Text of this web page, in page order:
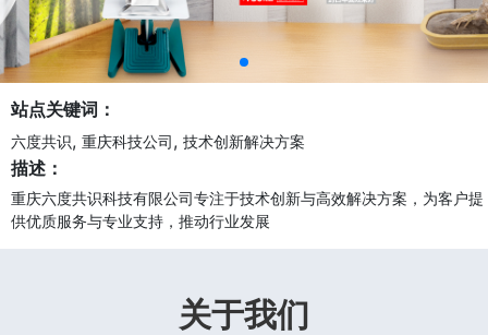
站点关键词：
六度共识, 重庆科技公司, 技术创新解决方案
描述：
重庆六度共识科技有限公司专注于技术创新与高效解决方案，为客户提
供优质服务与专业支持，推动行业发展
关于我们